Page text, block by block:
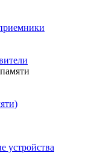
устройства